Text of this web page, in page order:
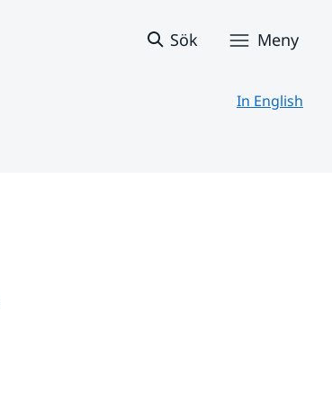
Sök Meny
In English